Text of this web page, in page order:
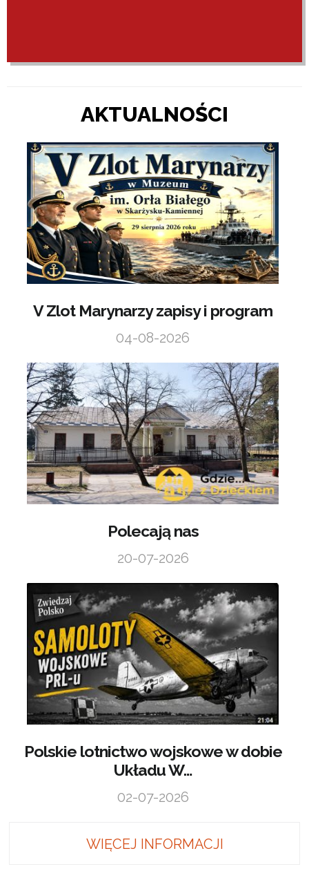
AKTUALNOŚCI
V Zlot Marynarzy zapisy i program
04-08-2026
Polecają nas
20-07-2026
Polskie lotnictwo wojskowe w dobie
Układu W…
02-07-2026
WIĘCEJ INFORMACJI